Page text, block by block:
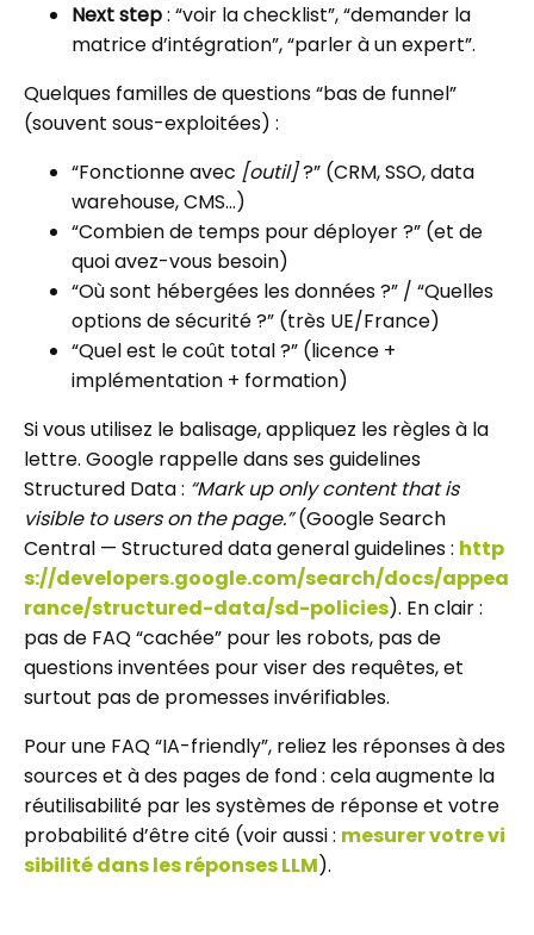
Next step: “voir la checklist”, “demander la
matrice d’intégration”, “parler à un expert”.
Quelques familles de questions “bas de funnel”
(souvent sous-exploitées) :
“Fonctionne avec [outil]?” (CRM, SSO, data
warehouse, CMS…)
“Combien de temps pour déployer ?” (et de
quoi avez-vous besoin)
“Où sont hébergées les données ?” / “Quelles
options de sécurité ?” (très UE/France)
“Quel est le coût total ?” (licence +
implémentation + formation)
Si vous utilisez le balisage, appliquez les règles à la
lettre. Google rappelle dans ses guidelines
Structured Data : “Mark up only content that is
visible to users on the page.”(Google Search
Central — Structured data general guidelines : http
s://developers.google.com/search/docs/appea
rance/structured-data/sd-policies). En clair :
pas de FAQ “cachée” pour les robots, pas de
questions inventées pour viser des requêtes, et
surtout pas de promesses invérifiables.
Pour une FAQ “IA-friendly”, reliez les réponses à des
sources et à des pages de fond : cela augmente la
réutilisabilité par les systèmes de réponse et votre
probabilité d’être cité (voir aussi : mesurer votre vi
sibilité dans les réponses LLM).